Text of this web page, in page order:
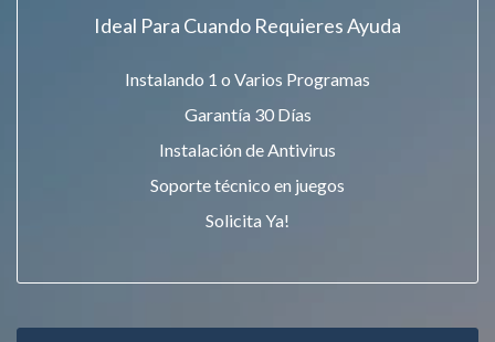
Ideal Para Cuando Requieres Ayuda
Instalando 1 o Varios Programas
Garantía 30 Días
Instalación de Antivirus
Soporte técnico en juegos
Solicita Ya!